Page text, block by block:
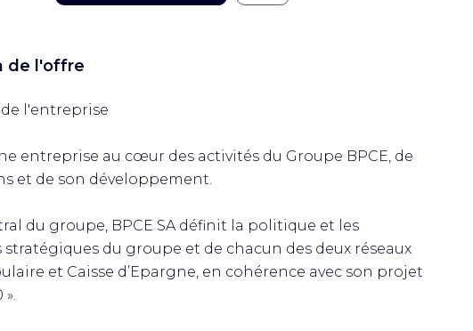
de l'offre
l'entreprise
entreprise au cœur des activités du Groupe BPCE, de
et de son développement.
du groupe, BPCE SA définit la politique et les
du groupe et de chacun des deux réseaux
et Caisse d’Epargne, en cohérence avec son projet
».